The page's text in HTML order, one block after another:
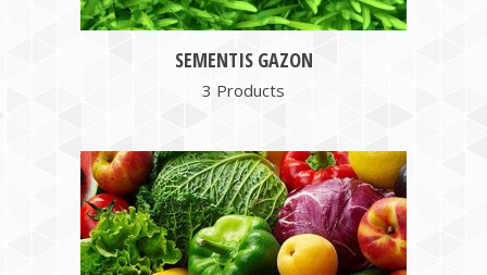
SEMENTIS GAZON
3 Products